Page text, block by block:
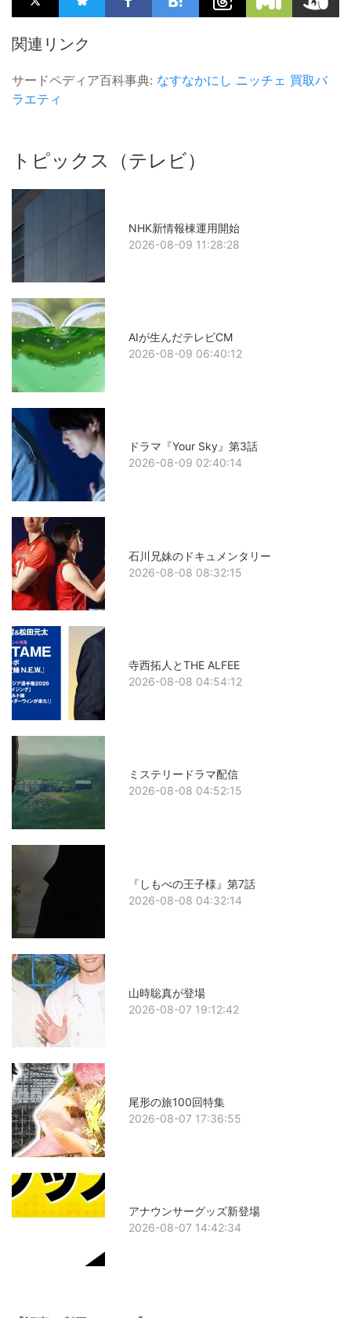
関連リンク
サードペディア百科事典: なすなかにし ニッチェ 買取バ
ラエティ
トピックス（テレビ）
NHK新情報棟運用開始
2026-08-09 11:28:28
AIが生んだテレビCM
2026-08-09 06:40:12
ドラマ『Your Sky』第3話
2026-08-09 02:40:14
石川兄妹のドキュメンタリー
2026-08-08 08:32:15
寺西拓人とTHE ALFEE
2026-08-08 04:54:12
ミステリードラマ配信
2026-08-08 04:52:15
『しもべの王子様』第7話
2026-08-08 04:32:14
山時聡真が登場
2026-08-07 19:12:42
尾形の旅100回特集
2026-08-07 17:36:55
アナウンサーグッズ新登場
2026-08-07 14:42:34